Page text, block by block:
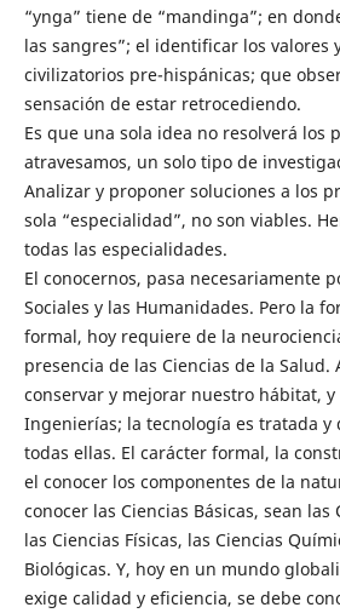
“ynga” tiene de “mandinga”; en
las sangres”; el identificar los valores
civilizatorios pre-hispánicas; que
sensación de estar retrocediendo.
Es que una sola idea no resolverá los
atravesamos, un solo tipo de
Analizar y proponer soluciones a los
sola “especialidad”, no son viables.
todas las especialidades.
El conocernos, pasa necesariamente
Sociales y las Humanidades. Pero la
formal, hoy requiere de la
presencia de las Ciencias de la Salud.
conservar y mejorar nuestro hábitat,
Ingenierías; la tecnología es tratada y
todas ellas. El carácter formal, la
el conocer los componentes de la
conocer las Ciencias Básicas, sean las
las Ciencias Físicas, las Ciencias
Biológicas. Y, hoy en un mundo
exige calidad y eficiencia, se debe